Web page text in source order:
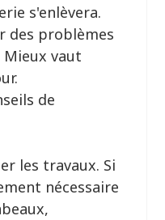
s'enlèvera.
des problèmes
vaut
de
les travaux. Si
nécessaire